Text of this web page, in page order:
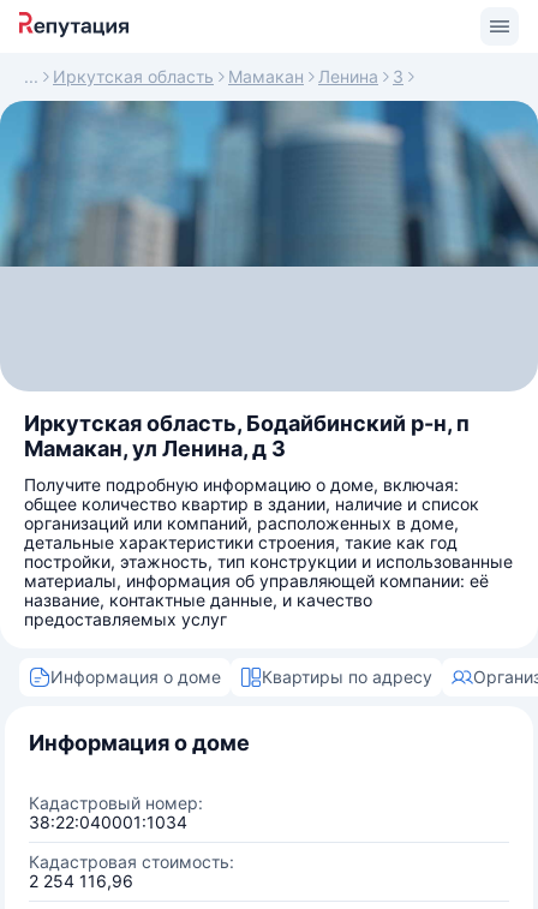
Иркутская область Мамакан Ленина 3
Иркутская область, Бодайбинский р-н, п
Мамакан, ул Ленина, д 3
Получите подробную информацию о доме, включая:
общее количество квартир в здании, наличие и список
организаций или компаний, расположенных в доме,
детальные характеристики строения, такие как год
постройки, этажность, тип конструкции и использованные
материалы, информация об управляющей компании: её
название, контактные данные, и качество
предоставляемых услуг
Информация о доме Квартиры по адресу
Информация о доме
Кадастровый номер:
38:22:040001:1034
Кадастровая стоимость:
2 254 116,96